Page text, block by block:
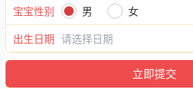
宝宝性别
男
女
出生日期